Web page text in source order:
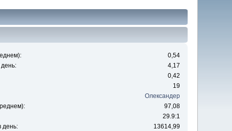
0,54
4,17
0,42
19
Олександер
97,08
29.9:1
день:
13614,99